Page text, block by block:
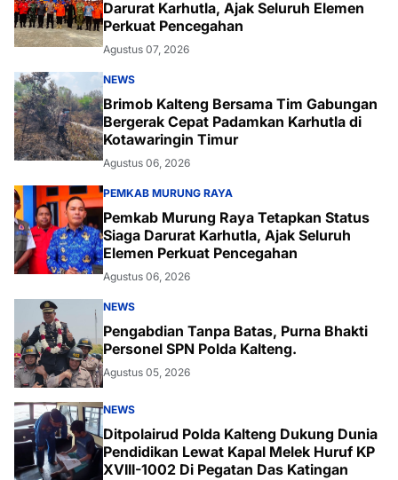
Darurat Karhutla, Ajak Seluruh Elemen
Perkuat Pencegahan
Agustus 07, 2026
NEWS
Brimob Kalteng Bersama Tim Gabungan
Bergerak Cepat Padamkan Karhutla di
Kotawaringin Timur
Agustus 06, 2026
PEMKAB MURUNG RAYA
Pemkab Murung Raya Tetapkan Status
Siaga Darurat Karhutla, Ajak Seluruh
Elemen Perkuat Pencegahan
Agustus 06, 2026
NEWS
Pengabdian Tanpa Batas, Purna Bhakti
Personel SPN Polda Kalteng.
Agustus 05, 2026
NEWS
Ditpolairud Polda Kalteng Dukung Dunia
Pendidikan Lewat Kapal Melek Huruf KP
XVIII-1002 Di Pegatan Das Katingan